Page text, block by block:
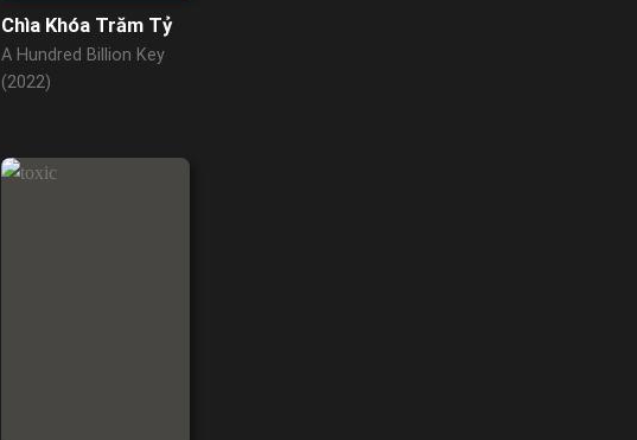
Chìa Khóa Trăm Tỷ
A Hundred Billion Key
(2022)